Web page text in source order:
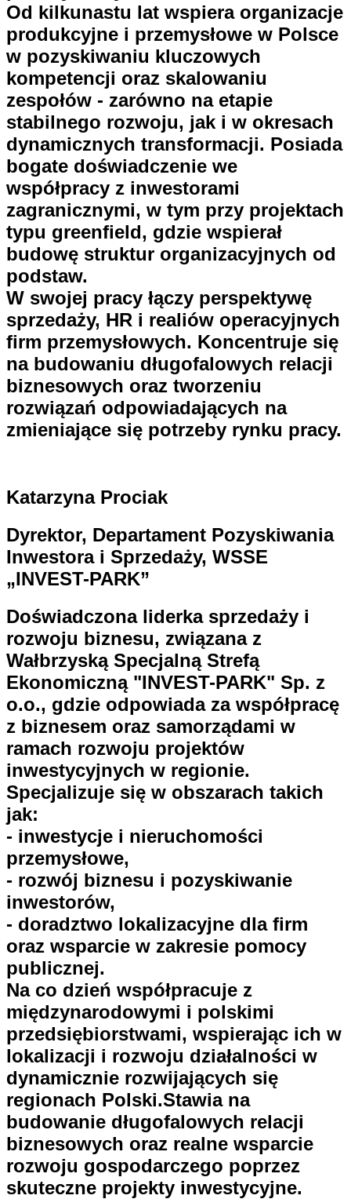
Od kilkunastu lat wspiera organizacje
produkcyjne i przemysłowe w Polsce
w pozyskiwaniu kluczowych
kompetencji oraz skalowaniu
zespołów - zarówno na etapie
stabilnego rozwoju, jak i w okresach
dynamicznych transformacji. Posiada
bogate doświadczenie we
współpracy z inwestorami
zagranicznymi, w tym przy projektach
typu greenfield, gdzie wspierał
budowę struktur organizacyjnych od
podstaw.
W swojej pracy łączy perspektywę
sprzedaży, HR i realiów operacyjnych
firm przemysłowych. Koncentruje się
na budowaniu długofalowych relacji
biznesowych oraz tworzeniu
rozwiązań odpowiadających na
zmieniające się potrzeby rynku pracy.
Katarzyna Prociak
Dyrektor, Departament Pozyskiwania
Inwestora i Sprzedaży, WSSE
„INVEST-PARK”
Doświadczona liderka sprzedaży i
rozwoju biznesu, związana z
Wałbrzyską Specjalną Strefą
Ekonomiczną "INVEST-PARK" Sp. z
o.o., gdzie odpowiada za współpracę
z biznesem oraz samorządami w
ramach rozwoju projektów
inwestycyjnych w regionie.
Specjalizuje się w obszarach takich
jak:
- inwestycje i nieruchomości
przemysłowe,
- rozwój biznesu i pozyskiwanie
inwestorów,
- doradztwo lokalizacyjne dla firm
oraz wsparcie w zakresie pomocy
publicznej.
Na co dzień współpracuje z
międzynarodowymi i polskimi
przedsiębiorstwami, wspierając ich w
lokalizacji i rozwoju działalności w
dynamicznie rozwijających się
regionach Polski.Stawia na
budowanie długofalowych relacji
biznesowych oraz realne wsparcie
rozwoju gospodarczego poprzez
skuteczne projekty inwestycyjne.